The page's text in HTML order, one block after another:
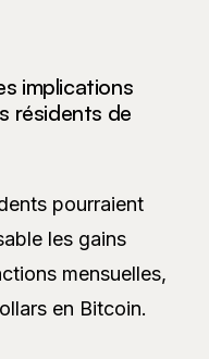
implications
résidents de
pourraient
les gains
mensuelles,
en Bitcoin.